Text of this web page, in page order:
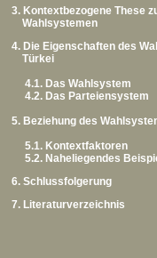
3. Kontextbezogene These
Wahlsystemen
4. Die Eigenschaften des
Türkei
4.1. Das Wahlsystem
4.2. Das Parteiensystem
5. Beziehung des
5.1. Kontextfaktoren
5.2. Naheliegendes
6. Schlussfolgerung
7. Literaturverzeichnis